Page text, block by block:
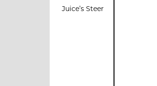
Juice’s Steer